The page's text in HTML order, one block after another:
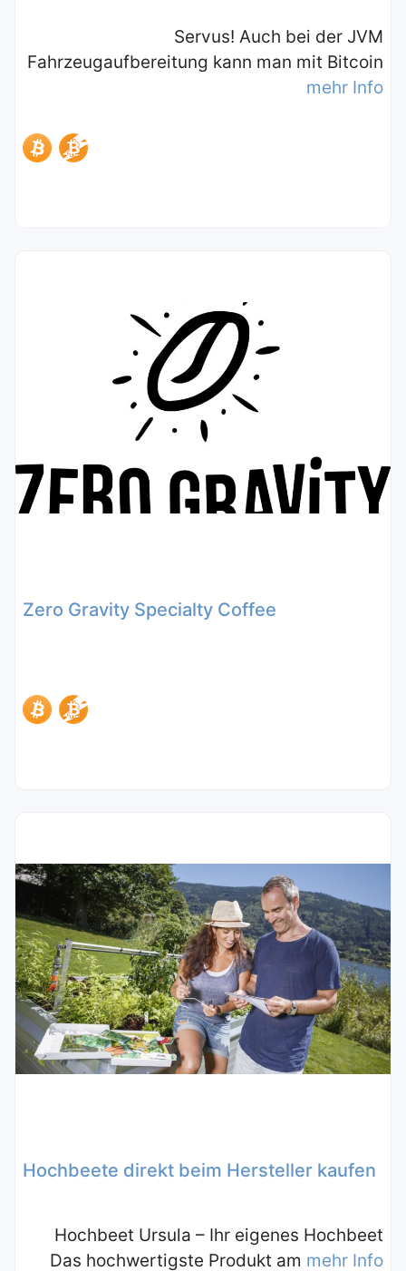
Servus! Auch bei der JVM
Fahrzeugaufbereitung kann man mit Bitcoin
mehr Info
Zero Gravity Specialty Coffee
Hochbeete direkt beim Hersteller kaufen
Hochbeet Ursula – Ihr eigenes Hochbeet
Das hochwertigste Produkt am mehr Info